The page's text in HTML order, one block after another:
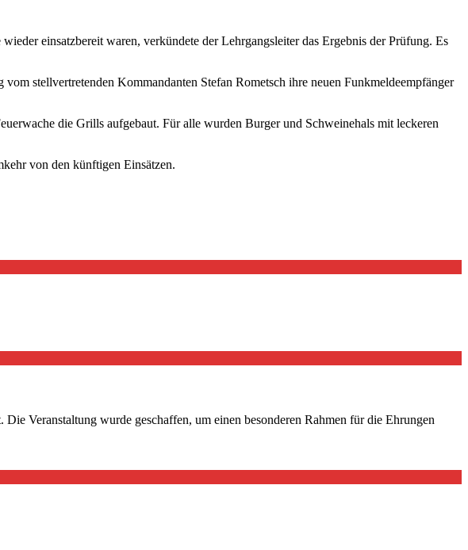
einsatzbereit waren, verkündete der Lehrgangsleiter das Ergebnis der Prüfung. Es
stellvertretenden Kommandanten Stefan Rometsch ihre neuen Funkmeldeempfänger
die Grills aufgebaut. Für alle wurden Burger und Schweinehals mit leckeren
von den künftigen Einsätzen.
Veranstaltung wurde geschaffen, um einen besonderen Rahmen für die Ehrungen